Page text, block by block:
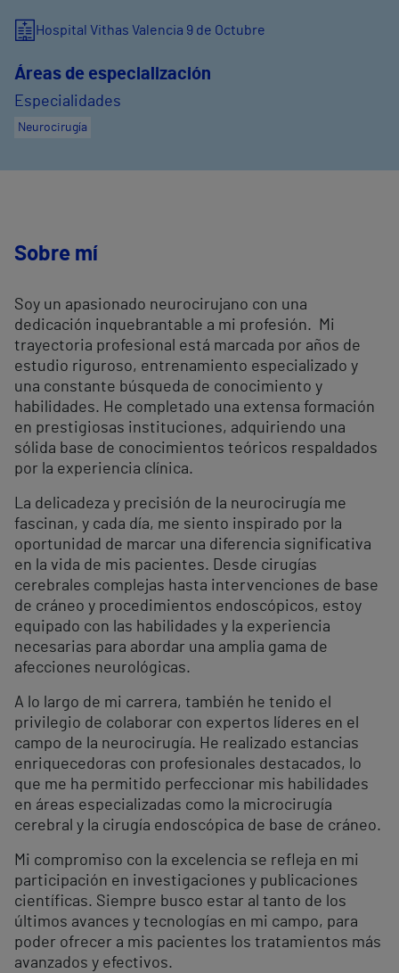
Hospital Vithas Valencia 9 de Octubre
Áreas de especialización
Especialidades
Neurocirugía
Sobre mí
Soy un apasionado neurocirujano con una
dedicación inquebrantable a mi profesión. Mi
trayectoria profesional está marcada por años de
estudio riguroso, entrenamiento especializado y
una constante búsqueda de conocimiento y
habilidades. He completado una extensa formación
en prestigiosas instituciones, adquiriendo una
sólida base de conocimientos teóricos respaldados
por la experiencia clínica.
La delicadeza y precisión de la neurocirugía me
fascinan, y cada día, me siento inspirado por la
oportunidad de marcar una diferencia significativa
en la vida de mis pacientes. Desde cirugías
cerebrales complejas hasta intervenciones de base
de cráneo y procedimientos endoscópicos, estoy
equipado con las habilidades y la experiencia
necesarias para abordar una amplia gama de
afecciones neurológicas.
A lo largo de mi carrera, también he tenido el
privilegio de colaborar con expertos líderes en el
campo de la neurocirugía. He realizado estancias
enriquecedoras con profesionales destacados, lo
que me ha permitido perfeccionar mis habilidades
en áreas especializadas como la microcirugía
cerebral y la cirugía endoscópica de base de cráneo.
Mi compromiso con la excelencia se refleja en mi
participación en investigaciones y publicaciones
científicas. Siempre busco estar al tanto de los
últimos avances y tecnologías en mi campo, para
poder ofrecer a mis pacientes los tratamientos más
avanzados y efectivos.